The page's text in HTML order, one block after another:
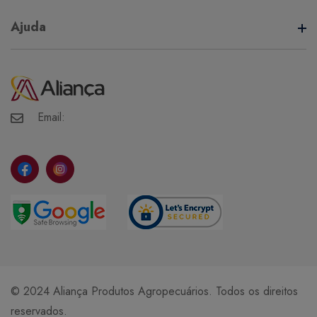
Termos de Uso
Ajuda
Minha Conta
Meus Pedidos
Meus Favoritos
Email:
© 2024 Aliança Produtos Agropecuários. Todos os direitos
reservados.